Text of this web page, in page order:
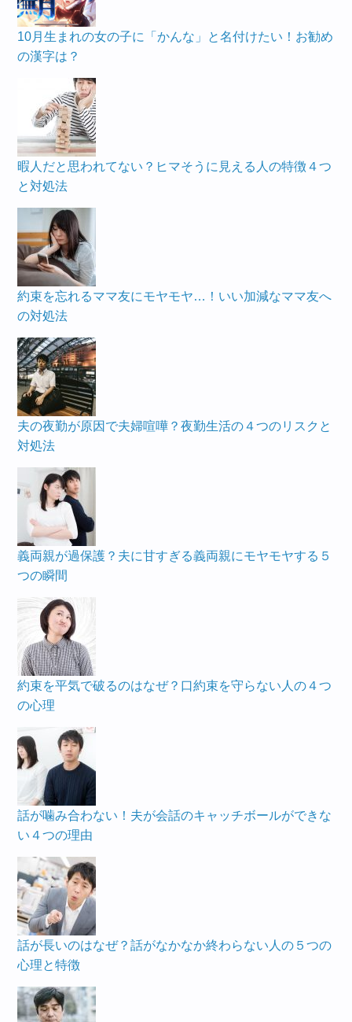
10月生まれの女の子に「かんな」と名付けたい！お勧め
の漢字は？
暇人だと思われてない？ヒマそうに見える人の特徴４つ
と対処法
約束を忘れるママ友にモヤモヤ…！いい加減なママ友へ
の対処法
夫の夜勤が原因で夫婦喧嘩？夜勤生活の４つのリスクと
対処法
義両親が過保護？夫に甘すぎる義両親にモヤモヤする５
つの瞬間
約束を平気で破るのはなぜ？口約束を守らない人の４つ
の心理
話が噛み合わない！夫が会話のキャッチボールができな
い４つの理由
話が長いのはなぜ？話がなかなか終わらない人の５つの
心理と特徴